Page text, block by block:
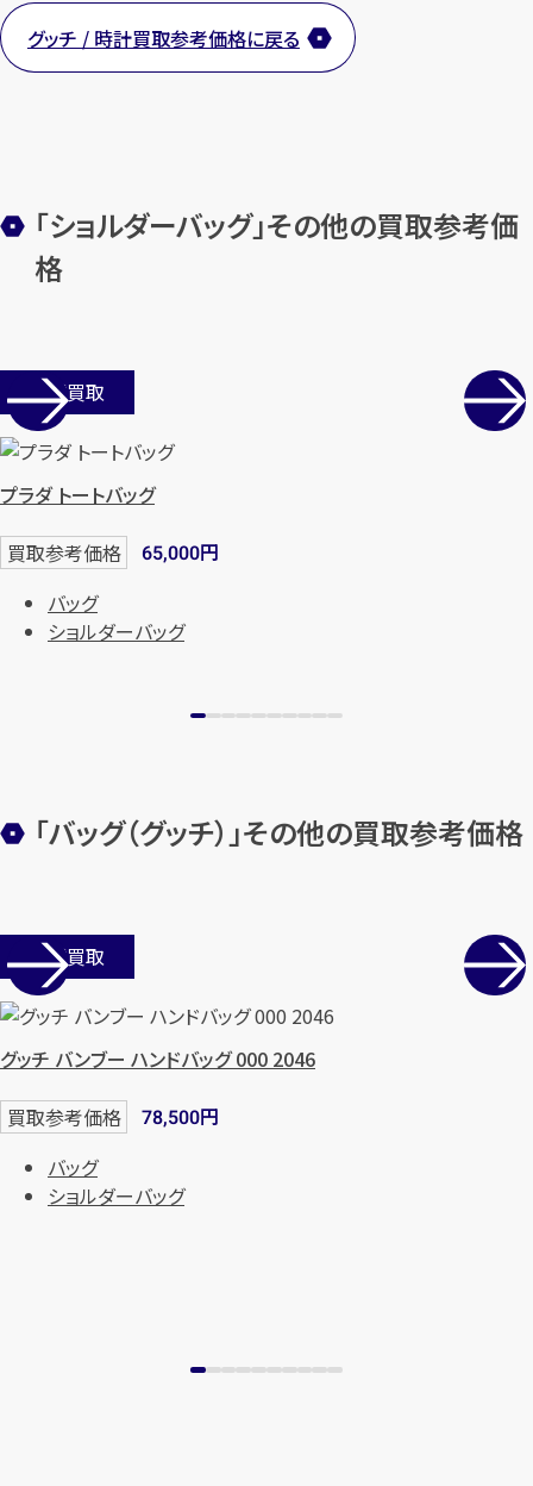
【総合受付】24時間・年中無休(年末年
始除く)
グッチ / 時計買取参考価格に戻る
「ショルダーバッグ」その他の買取参考価
格
店舗買取
プラダ トートバッグ
買取参考価格 65,000円
バッグ
ショルダーバッグ
「バッグ（グッチ）」その他の買取参考価格
店舗買取
グッチ バンブー ハンドバッグ 000 2046
買取参考価格 78,500円
バッグ
ショルダーバッグ